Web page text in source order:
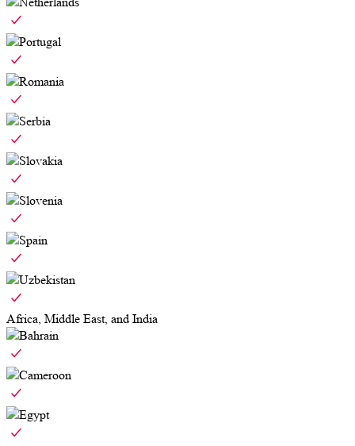
Portugal
Romania
Serbia
Slovakia
Slovenia
Spain
Uzbekistan
Africa, Middle East, and India
Bahrain
Cameroon
Egypt